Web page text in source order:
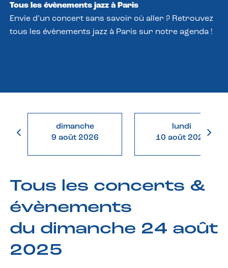
Tous les évènements jazz à Paris
Envie d’un concert sans savoir où aller ? Retrouvez
tous les évènements jazz à Paris sur notre agenda !
dimanche
9 août 2026
lundi
10 août 2026
Tous les concerts &
évènements
du dimanche 24 août
2025